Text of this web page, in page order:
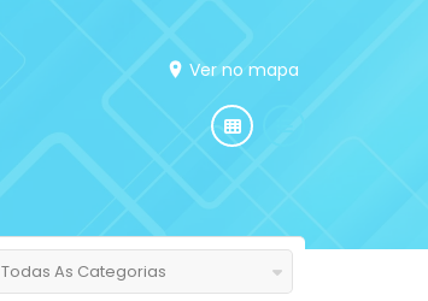
Ver no mapa
Todas As Categorias